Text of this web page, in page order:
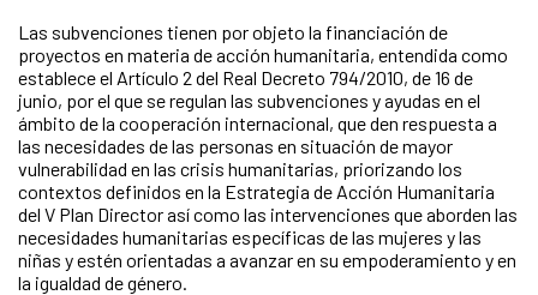
Las subvenciones tienen por objeto la financiación de
proyectos en materia de acción humanitaria, entendida como
establece el Artículo 2 del Real Decreto 794/2010, de 16 de
junio, por el que se regulan las subvenciones y ayudas en el
ámbito de la cooperación internacional, que den respuesta a
las necesidades de las personas en situación de mayor
vulnerabilidad en las crisis humanitarias, priorizando los
contextos definidos en la Estrategia de Acción Humanitaria
del V Plan Director así como las intervenciones que aborden las
necesidades humanitarias específicas de las mujeres y las
niñas y estén orientadas a avanzar en su empoderamiento y en
la igualdad de género.